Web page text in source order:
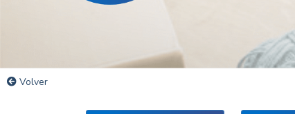
Volver